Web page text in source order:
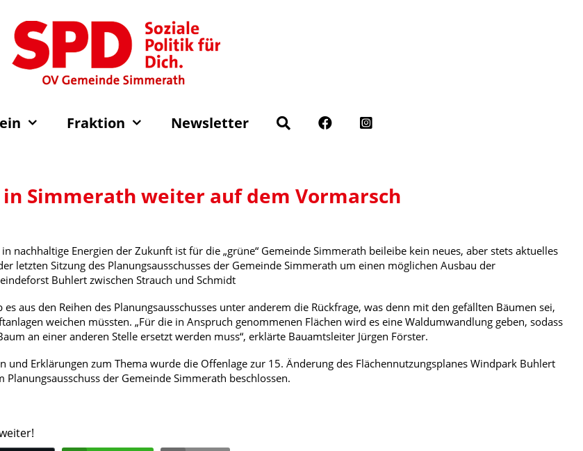
Fraktion Newsletter
Simmerath weiter auf dem Vormarsch
nachhaltige Energien der Zukunft ist für die „grüne“ Gemeinde Simmerath beileibe kein neues, aber stets aktuelles
letzten Sitzung des Planungsausschusses der Gemeinde Simmerath um einen möglichen Ausbau der
Buhlert zwischen Strauch und Schmidt
es aus den Reihen des Planungsausschusses unter anderem die Rückfrage, was denn mit den gefällten Bäumen sei,
weichen müssten. „Für die in Anspruch genommenen Flächen wird es eine Waldumwandlung geben, sodass
an einer anderen Stelle ersetzt werden muss“, erklärte Bauamtsleiter Jürgen Förster.
und Erklärungen zum Thema wurde die Offenlage zur 15. Änderung des Flächennutzungsplanes Windpark Buhlert
der Gemeinde Simmerath beschlossen.